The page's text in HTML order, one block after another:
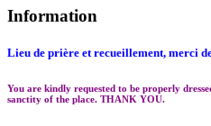
Information
Lieu de prière et recueillement, merci
You are kindly requested to be properly
sanctity of the place. THANK YOU.